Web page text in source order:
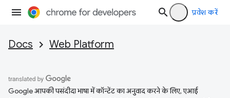
प्रवेश करें
Docs Web Platform
Google आपकी पसंदीदा भाषा में कॉन्टेंट का अनुवाद करने के लिए, एआई